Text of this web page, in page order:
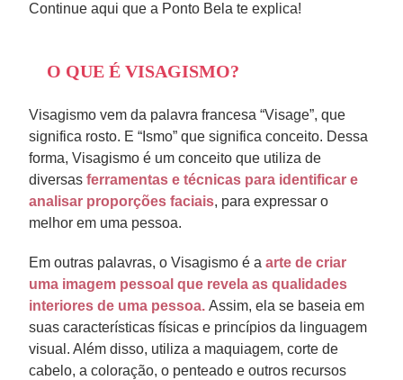
Continue aqui que a Ponto Bela te explica!
O QUE É VISAGISMO?
Visagismo vem da palavra francesa “Visage”, que
significa rosto. E “Ismo” que significa conceito. Dessa
forma, Visagismo é um conceito que utiliza de
diversas ferramentas e técnicas para identificar e
analisar proporções faciais, para expressar o
melhor em uma pessoa.
Em outras palavras, o Visagismo é a arte de criar
uma imagem pessoal que revela as qualidades
interiores de uma pessoa. Assim, ela se baseia em
suas características físicas e princípios da linguagem
visual. Além disso, utiliza a maquiagem, corte de
cabelo, a coloração, o penteado e outros recursos